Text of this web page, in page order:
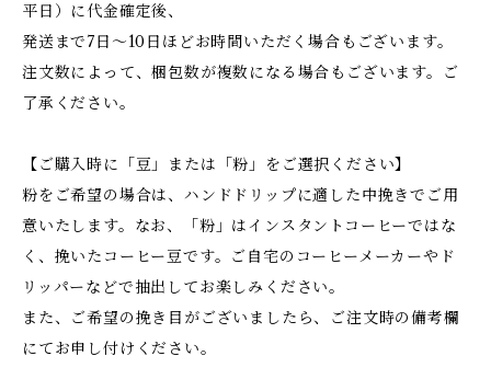
平日）に代金確定後、
発送まで7日～10日ほどお時間いただく場合もございます。
注文数によって、梱包数が複数になる場合もございます。ご
了承ください。
【ご購入時に「豆」または「粉」をご選択ください】
粉をご希望の場合は、ハンドドリップに適した中挽きでご用
意いたします。なお、「粉」はインスタントコーヒーではな
く、挽いたコーヒー豆です。ご自宅のコーヒーメーカーやド
リッパーなどで抽出してお楽しみください。
また、ご希望の挽き目がございましたら、ご注文時の備考欄
にてお申し付けください。